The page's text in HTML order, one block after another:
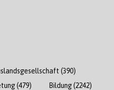
(390)
(479) Bildung(2242)